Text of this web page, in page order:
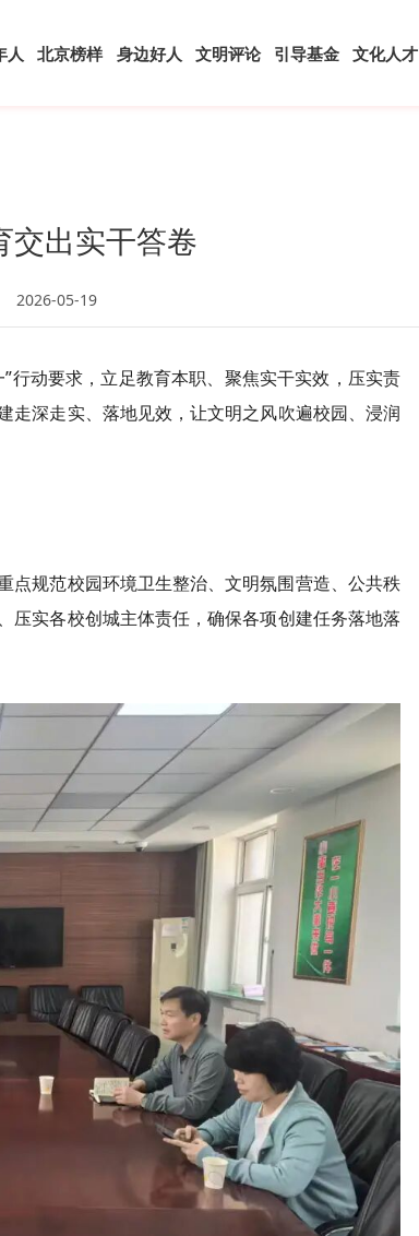
人 北京榜样 身边好人 文明评论 引导基金 文化人才
交出实干答卷
2026-05-19
行动要求，立足教育本职、聚焦实干实效，压实责
走深走实、落地见效，让文明之风吹遍校园、浸润
点规范校园环境卫生整治、文明氛围营造、公共秩
压实各校创城主体责任，确保各项创建任务落地落